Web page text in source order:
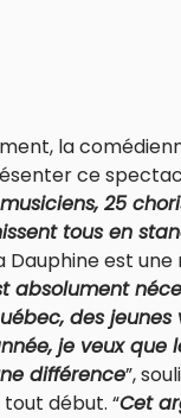
la
ce
25
tous en
est
absolument
des
je veux
différence”,
début. “Cet